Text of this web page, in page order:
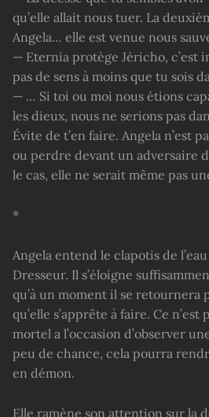
qu’elle allait nous tuer. La
Angela… elle est venue nous
— Eternia protège Jéricho, c’est
pas de sens à moins que tu sois
— … Si toi ou moi nous étions
les dieux, nous ne serions pas
Évite de t’en faire. Angela n’est
ou perdre devant un adversaire
le cas, elle ne serait même pas
*
Angela entend le clapotis de
Dresseur. Il s’éloigne
qu’à un moment il se retournera
qu’elle s’apprête à faire. Ce n’est
mortel a l’occasion d’observer
peu de chance, cela pourra
en démon.
Elle ramène son attention sur la